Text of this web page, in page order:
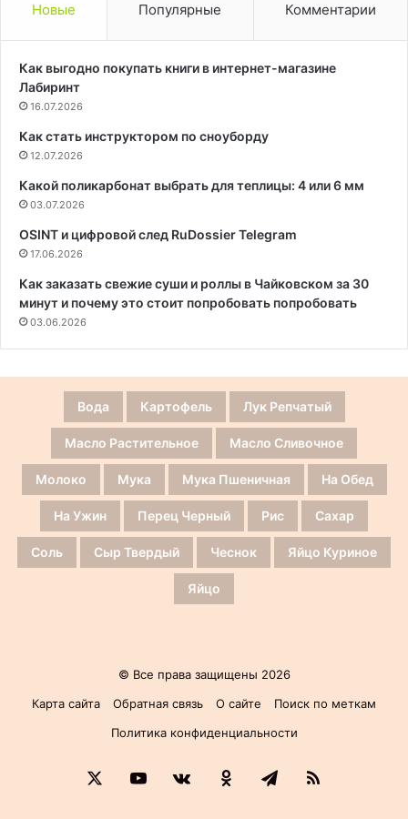
Новые Популярные Комментарии
Как выгодно покупать книги в интернет-магазине
Лабиринт
16.07.2026
Как стать инструктором по сноуборду
12.07.2026
Какой поликарбонат выбрать для теплицы: 4 или 6 мм
03.07.2026
OSINT и цифровой след RuDossier Telegram
17.06.2026
Как заказать свежие суши и роллы в Чайковском за 30
минут и почему это стоит попробовать попробовать
03.06.2026
Вода Картофель Лук Репчатый
Масло Растительное Масло Сливочное
Молоко Мука Мука Пшеничная На Обед
На Ужин Перец Черный Рис Сахар
Соль Сыр Твердый Чеснок Яйцо Куриное
Яйцо
© Все права защищены 2026
Карта сайта
Обратная связь О сайте
Поиск по меткам
Политика конфиденциальности
YouTubevk.comОдноклассники
Telegram
RSS